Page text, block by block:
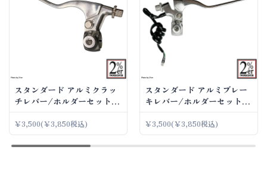
スタンダード アルミクラッ
チレバー/ホルダーセット
￥3,500(￥3,850税込)
スタンダード アルミブレー
キレバー/ホルダーセット
￥3,500(￥3,850税込)